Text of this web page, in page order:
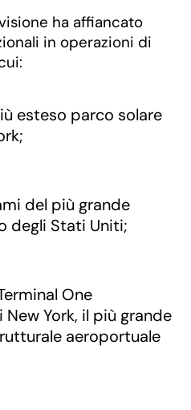
ha affiancato
in operazioni di
esteso parco solare
del più grande
degli Stati Uniti;
One
York, il più grande
aeroportuale